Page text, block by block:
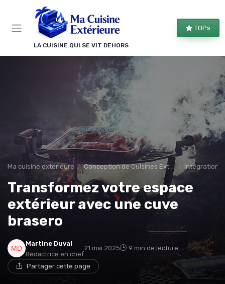
LA CUISINE QUI SE VIT DEHORS
TOPs
Ma cuisine exterieure Conception de Cuisines Extérieures Intégration
Transformez votre espace
extérieur avec une cuve
brasero
Martine Duval
Rédactrice en chef
21 mai 2025 9 min de lecture
Partager cette page
Panneau de gestion des cookies